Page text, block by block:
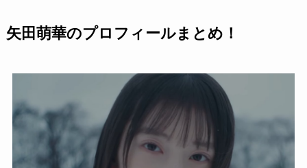
矢田萌華のプロフィールまとめ！